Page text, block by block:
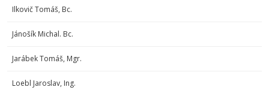
Ilkovič Tomáš, Bc.
Jánošík Michal. Bc.
Jarábek Tomáš, Mgr.
Loebl Jaroslav, Ing.